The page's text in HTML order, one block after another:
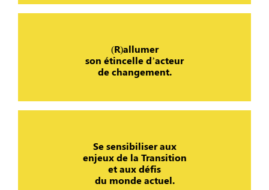
(R)allumer
son étincelle d’acteur
de changement.
Se sensibiliser aux
enjeux de la Transition
et aux défis
du monde actuel.